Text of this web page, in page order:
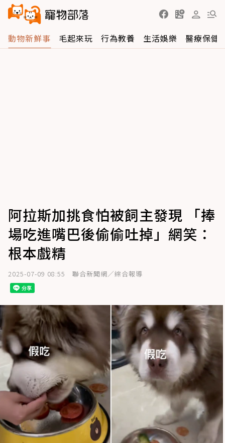
動物新鮮事 毛起來玩 行為教養 生活娛樂 醫療保健
阿拉斯加挑食怕被飼主發現 「捧
場吃進嘴巴後偷偷吐掉」網笑：
根本戲精
2025-07-09 08:55 聯合新聞網／綜合報導